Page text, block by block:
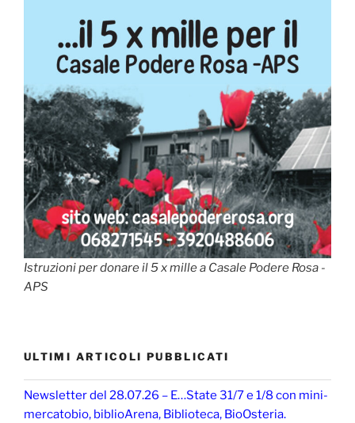
Istruzioni per donare il 5 x mille a Casale Podere Rosa -
APS
ULTIMI ARTICOLI PUBBLICATI
Newsletter del 28.07.26 – E…State 31/7 e 1/8 con mini-
mercatobio, biblioArena, Biblioteca, BioOsteria.